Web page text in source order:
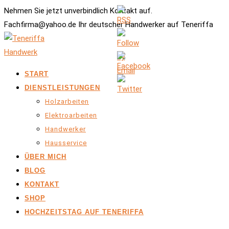
Nehmen Sie jetzt unverbindlich Kontakt auf.
Fachfirma@yahoo.de Ihr deutscher Handwerker auf Teneriffa
START
DIENSTLEISTUNGEN
Holzarbeiten
Elektroarbeiten
Handwerker
Hausservice
ÜBER MICH
BLOG
KONTAKT
SHOP
HOCHZEITSTAG AUF TENERIFFA